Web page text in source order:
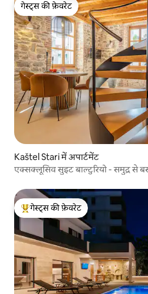
गेस्ट्स की फ़ेवरेट
गेस्ट्स की फ़ेवरेट
Kaštel Stari में अपार्टमेंट
एक्सक्लूसिव सुइट बाल्टुरियो - समुद्र से
गेस्ट्स का टॉप फ़ेवरेट
गेस्ट्स की फ़ेवरेट